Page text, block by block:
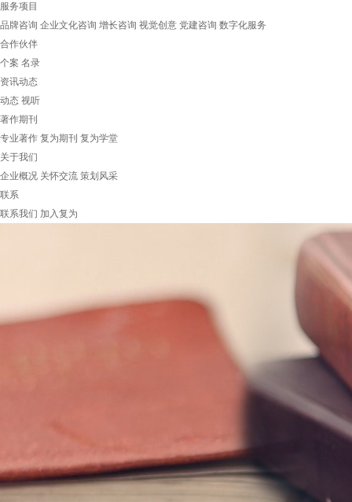
服务项目
品牌咨询 企业文化咨询 增长咨询 视觉创意 党建咨询 数字化服务
合作伙伴
个案 名录
资讯动态
动态 视听
著作期刊
专业著作 复为期刊 复为学堂
关于我们
企业概况 关怀交流 策划风采
联系
联系我们 加入复为